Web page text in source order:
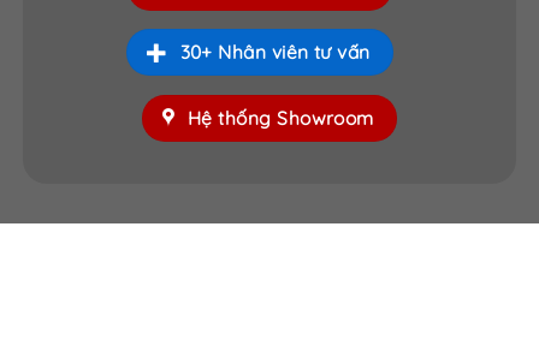
30+ Nhân viên tư vấn
Hệ thống Showroom